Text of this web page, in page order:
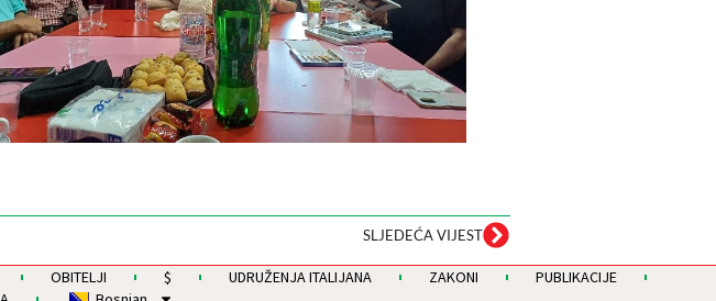
SLJEDEĆA VIJEST
OBITELJI $ UDRUŽENJA ITALIJANA ZAKONI
PUBLIKACIJE